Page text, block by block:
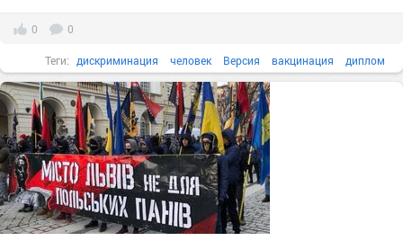
0 0
Теги: дискриминация человек Версия вакцинация диплом